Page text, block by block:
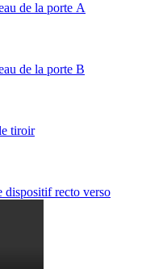
de la porte A
de la porte B
tiroir
dispositif recto verso